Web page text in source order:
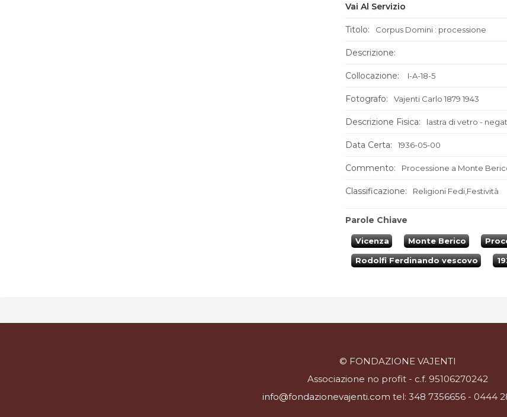
Parole Chiave
Vicenza Monte Berico
Rodolfi Ferdinando vescovo
Classificazione: Religioni Fedi,Festività
Fotografo: Vajenti Carlo 1879 1943
Vai Al Servizio
Titolo: Corpus Domini : processione
Descrizione Fisica: lastra di vetro -
Descrizione:
Data Certa: 1936-05-00
Collocazione: I-A-18-5
Commento: Processione a Monte
© FONDAZIONE VAJENTI
Associazione no profit - c.f. 95106270242
info@fondazionevajenti.com tel: 348 7356656 - 0444